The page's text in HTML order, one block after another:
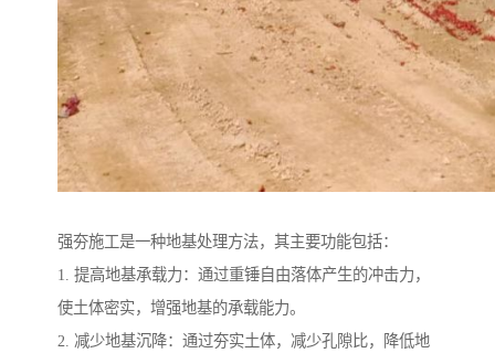
强夯施工是一种地基处理方法，其主要功能包括：
1. 提高地基承载力：通过重锤自由落体产生的冲击力，
使土体密实，增强地基的承载能力。
2. 减少地基沉降：通过夯实土体，减少孔隙比，降低地